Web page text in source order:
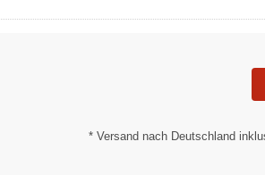
* Versand nach Deutschland